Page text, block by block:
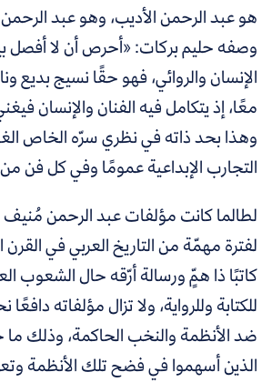
هو عبد الرحمن الأديب، وهو عبد الرحمن
وصفه حليم بركات:
«أحرص أن لا أفصل
الإنسان والروائي، فهو حقًا نسيج بديع
معًا، إذ يتكامل فيه الفنان والإنسان
وهذا بحد ذاته في نظري سرّه الخاص
التجارب الإبداعية عمومًا وفي كل فن من
لطالما كانت مؤلفات عبد الرحمن
لفترة مهمّة من التاريخ العربي في
كاتبًا ذا همٍّ ورسالة أرّقه حال الشعوب
للكتابة وللرواية، ولا تزال مؤلفاته دافعًا
ضد الأنظمة والنخب الحاكمة، وذلك ما
الذين أسهموا في فضح تلك الأنظمة